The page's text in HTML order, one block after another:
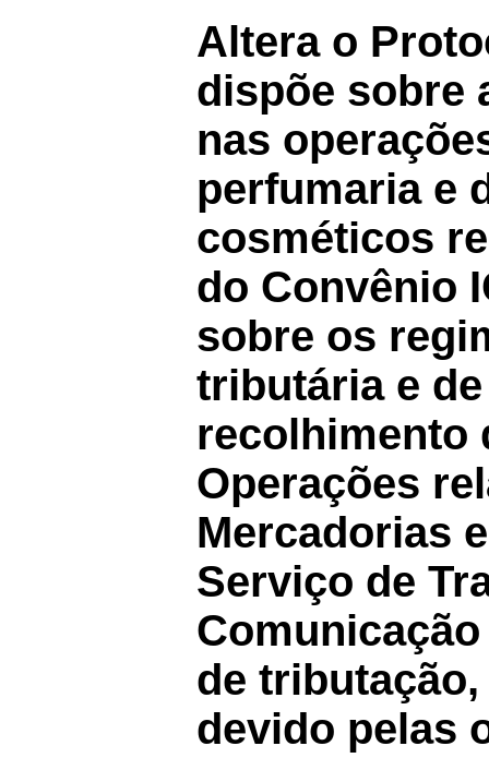
Altera o
dispõe sobre
nas
perfumaria e
cosméticos
do Convênio
sobre os
tributária e
recolhimento
Operações
Mercadorias
Serviço de
de
devido pelas